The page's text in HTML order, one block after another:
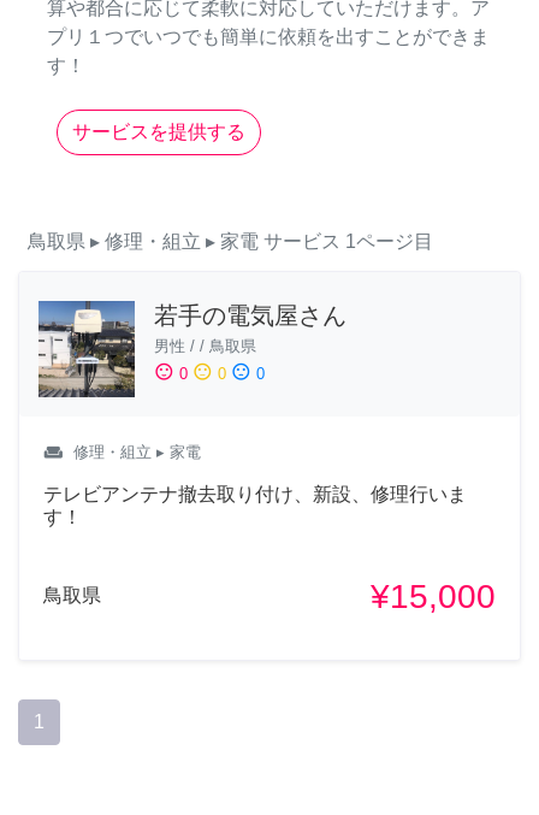
算や都合に応じて柔軟に対応していただけます。ア
プリ１つでいつでも簡単に依頼を出すことができま
す！
サービスを提供する
鳥取県 ▸ 修理・組立 ▸ 家電 サービス 1ページ目
若手の電気屋さん
男性 / / 鳥取県
sentiment_satisfied 0 sentiment_neutral 0 sentiment_dissatisfied 0
weekend 修理・組立 ▸ 家電
テレビアンテナ撤去取り付け、新設、修理行いま
す！
鳥取県 ¥15,000
1